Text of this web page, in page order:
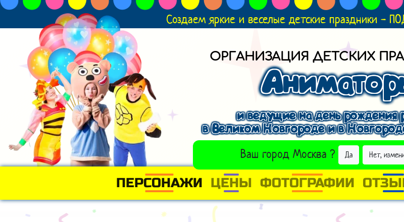
Создаем яркие и веселые детские праздники -
ОРГАНИЗАЦИЯ ДЕТСКИХ
и ведущие на день рождения
в Великом Новгороде и в
Ваш город Москва ? Да Нет,
ВЫБРАТЬ ДРУГОЙ ГОРОД
ПЕРСОНАЖИ ЦЕНЫ ФОТОГРАФИИ